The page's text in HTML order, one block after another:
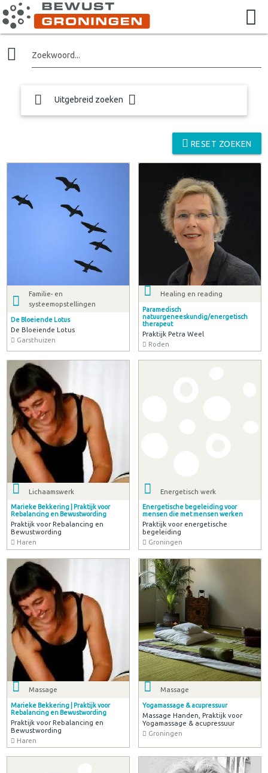
Zoekwoord...
Uitgebreid zoeken
RESET ZOEKEN
Familie- en
systeemopstellingen
De Bloeiende Lotus
De Bloeiende Lotus
Garsthuizen
Healing en reading
Paramedisch
natuurgeneeskundig/energetisch
therapeut
Praktijk Petra Weel
Roden
Lichaamswerk
Marieke Bekkering | Praktijk voor
Rebalancing en Bewustwording
Praktijk voor Rebalancing en
Bewustwording
Haren
Energetisch werk
Energetische begeleiding voor
mensen die met mensen werken
Praktijk voor energetische
begeleiding
Groningen
Massage
Marieke Bekkering | Praktijk voor
Rebalancing en Bewustwording
Praktijk voor Rebalancing en
Bewustwording
Haren
Massage
Yogamassage & acupressuur
Massage Handen, Praktijk voor
Yogamassage & acupressuur
Groningen